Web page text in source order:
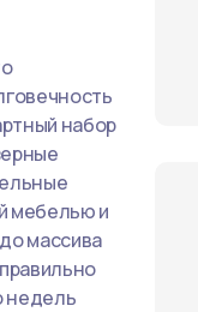
набор
мебелью и
массива
недель